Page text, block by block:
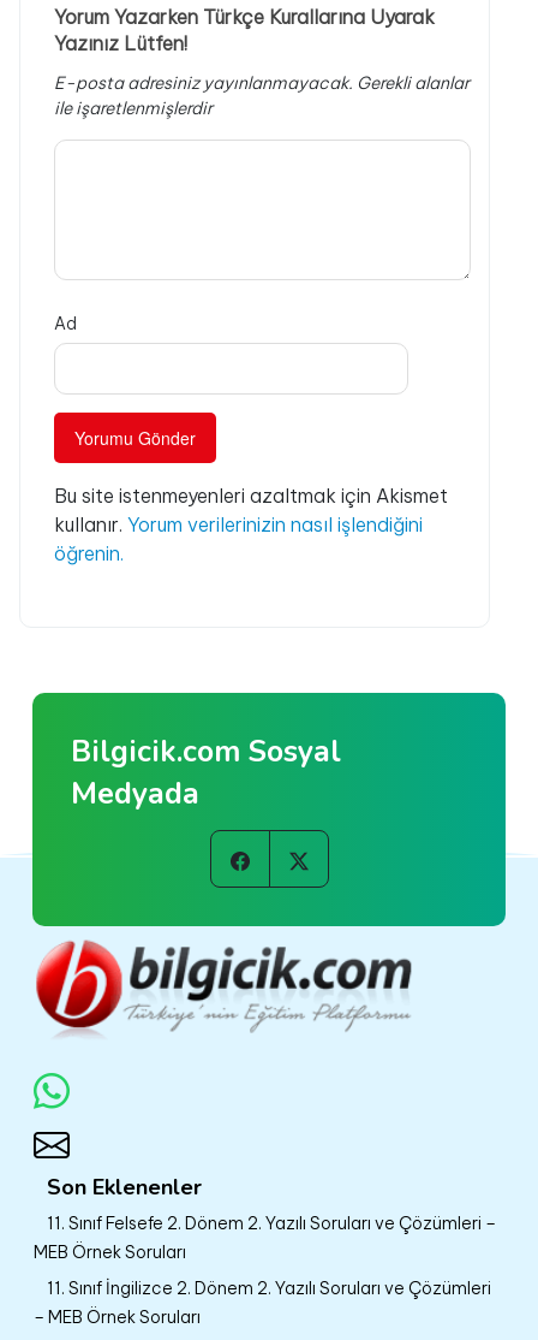
Yorum Yazarken Türkçe Kurallarına Uyarak
Yazınız Lütfen!
E-posta adresiniz yayınlanmayacak. Gerekli alanlar
ile işaretlenmişlerdir
Ad
Bu site istenmeyenleri azaltmak için Akismet
kullanır. Yorum verilerinizin nasıl işlendiğini
öğrenin.
Bilgicik.com Sosyal
Medyada
Son Eklenenler
11. Sınıf Felsefe 2. Dönem 2. Yazılı Soruları ve Çözümleri –
MEB Örnek Soruları
11. Sınıf İngilizce 2. Dönem 2. Yazılı Soruları ve Çözümleri
– MEB Örnek Soruları